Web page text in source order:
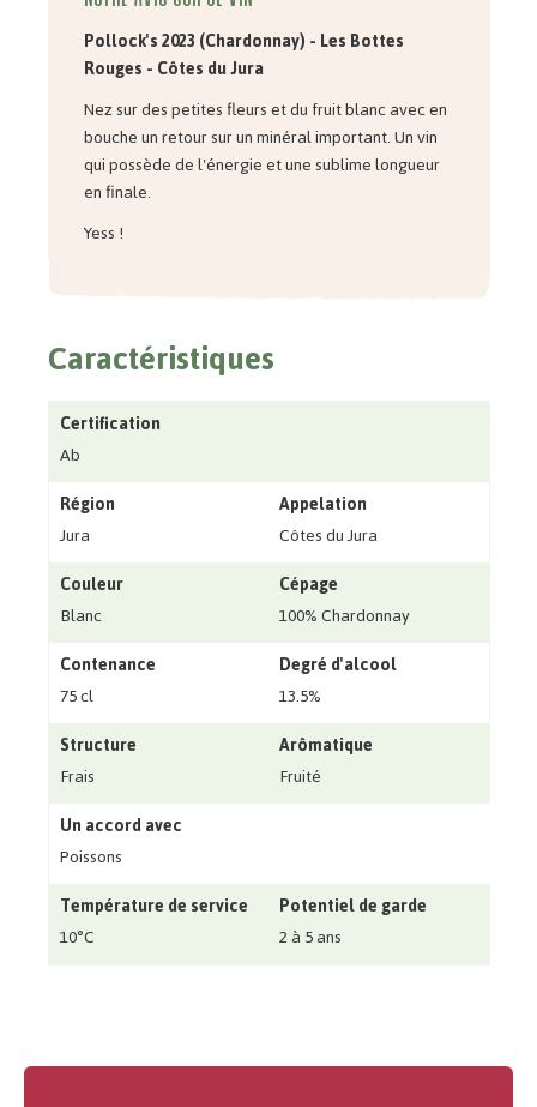
Pollock's 2023 (Chardonnay)- Les Bottes
Rouges - Côtes du Jura
Nez sur des petites fleurs et du fruit blanc avec en
bouche un retour sur un minéral important. Un vin
qui possède de l'énergie et une sublime longueur
en finale.
Yess !
Caractéristiques
Certification
Ab
Région
Jura
Appelation
Côtes du Jura
Couleur
Blanc
Cépage
100% Chardonnay
Contenance
75 cl
Degré d'alcool
13.5%
Structure
Frais
Arômatique
Fruité
Un accord avec
Poissons
Température de service
10°C
Potentiel de garde
2 à 5 ans